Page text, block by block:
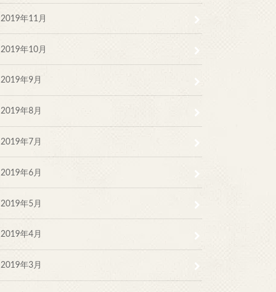
2019年11月
2019年10月
2019年9月
2019年8月
2019年7月
2019年6月
2019年5月
2019年4月
2019年3月